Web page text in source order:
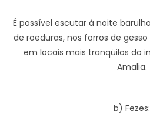
É possível escutar à noite
de roeduras, nos forros de
em locais mais tranqüilos do
Amalia.
b) Fezes: